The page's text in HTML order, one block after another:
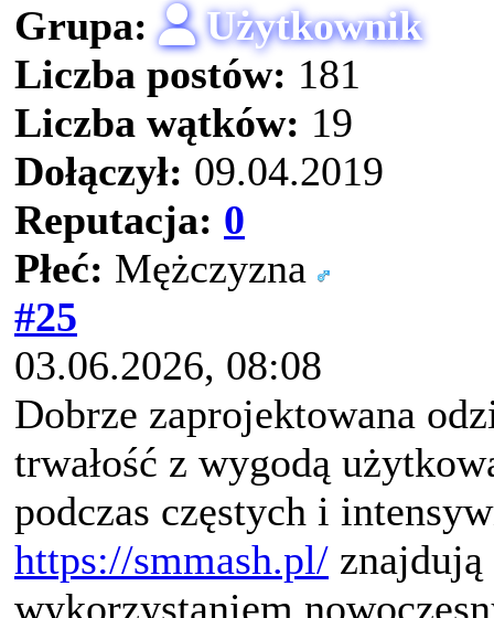
Grupa:
Użytkownik
Liczba postów: 181
Liczba wątków: 19
Dołączył: 09.04.2019
Reputacja: 0
Płeć: Mężczyzna
#25
03.06.2026, 08:08
Dobrze zaprojektowana
trwałość z wygodą
podczas częstych i
https://smmash.pl/
wykorzystaniem